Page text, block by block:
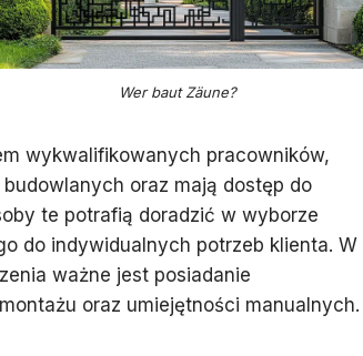
Wer baut Zäune?
wykwalifikowanych pracowników,
oraz mają dostęp do
te potrafią doradzić w wyborze
do indywidualnych potrzeb klienta. W
ważne jest posiadanie
oraz umiejętności manualnych.